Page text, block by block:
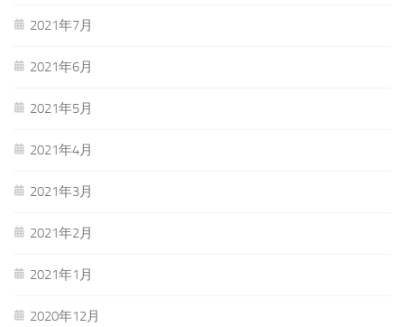
2021年7月
2021年6月
2021年5月
2021年4月
2021年3月
2021年2月
2021年1月
2020年12月